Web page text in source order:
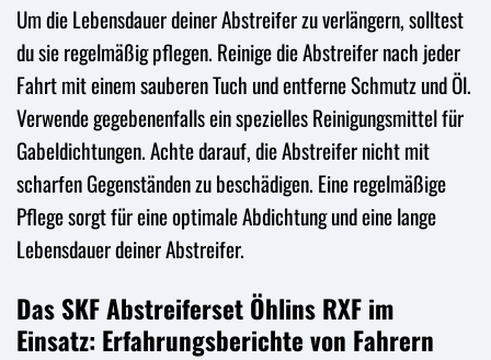
Um die Lebensdauer deiner Abstreifer zu verlängern, solltest
du sie regelmäßig pflegen. Reinige die Abstreifer nach jeder
Fahrt mit einem sauberen Tuch und entferne Schmutz und Öl.
Verwende gegebenenfalls ein spezielles Reinigungsmittel für
Gabeldichtungen. Achte darauf, die Abstreifer nicht mit
scharfen Gegenständen zu beschädigen. Eine regelmäßige
Pflege sorgt für eine optimale Abdichtung und eine lange
Lebensdauer deiner Abstreifer.
Das SKF Abstreiferset Öhlins RXF im
Einsatz: Erfahrungsberichte von Fahrern